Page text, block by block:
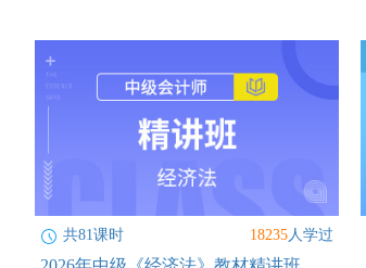
共81课时 18235人学过